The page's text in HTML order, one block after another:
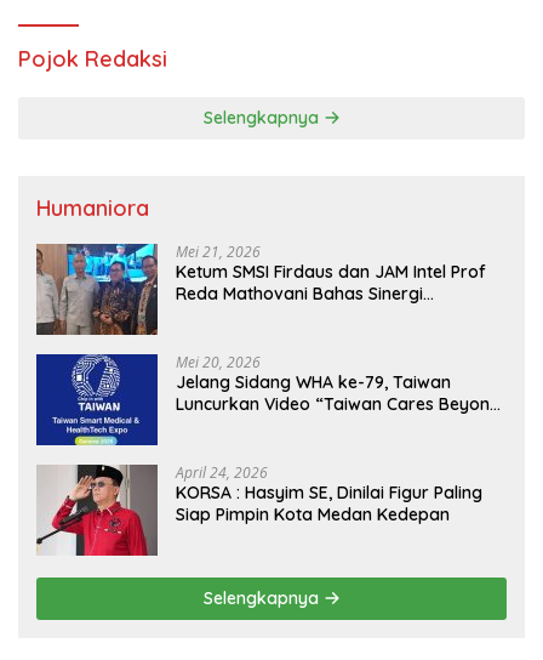
Pojok Redaksi
Selengkapnya
Humaniora
Mei 21, 2026
Ketum SMSI Firdaus dan JAM Intel Prof
Reda Mathovani Bahas Sinergi
MBG, Perkuat Pengawasan Program
Pemerintah
Mei 20, 2026
Jelang Sidang WHA ke-79, Taiwan
Luncurkan Video “Taiwan Cares Beyond
April 24, 2026
KORSA : Hasyim SE, Dinilai Figur Paling
Siap Pimpin Kota Medan Kedepan
Selengkapnya